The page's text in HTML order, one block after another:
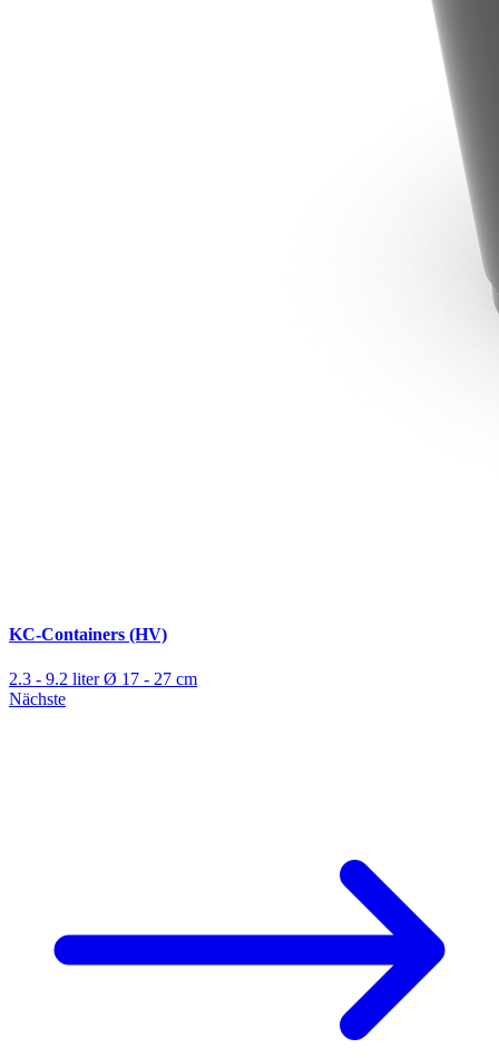
KC-Containers (HV)
2.3 - 9.2 liter Ø 17 - 27 cm
Nächste